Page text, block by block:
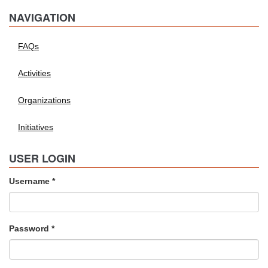
NAVIGATION
FAQs
Activities
Organizations
Initiatives
USER LOGIN
Username *
Password *